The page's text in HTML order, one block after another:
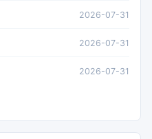
2026-07-31
2026-07-31
2026-07-31